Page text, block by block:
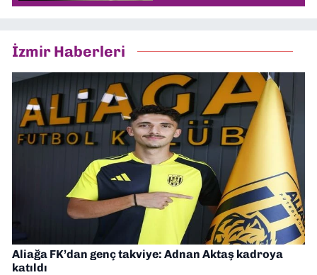
İzmir Haberleri
Aliağa FK’dan genç takviye: Adnan Aktaş kadroya
katıldı